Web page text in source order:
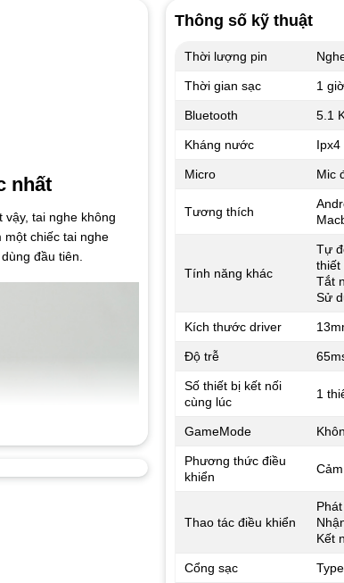
nhất
tai nghe không
chiếc tai nghe
đầu tiên.
Thông số kỹ thuật
Thời lượng pin
Thời gian sạc 1 giờ
Bluetooth 5.1
Kháng nước Ipx4
Micro Mic
Tương thích
Tính năng khác
Tự
thiết
Tắt
Sử
Kích thước driver
Độ trễ
Số thiết bị kết nối
cùng lúc
1
GameMode
Phương thức điều
khiển
Thao tác điều khiển
Kết
Cổng sạc